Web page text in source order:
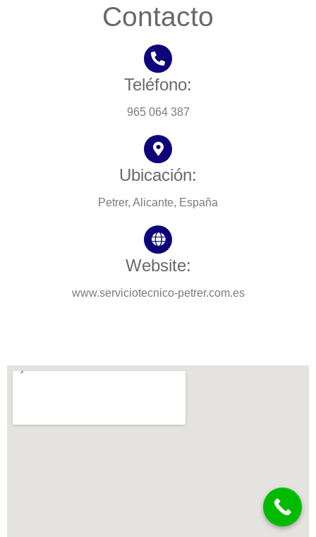
Contacto
Teléfono:
965 064 387
Ubicación:
Petrer, Alicante, España
Website:
www.serviciotecnico-petrer.com.es